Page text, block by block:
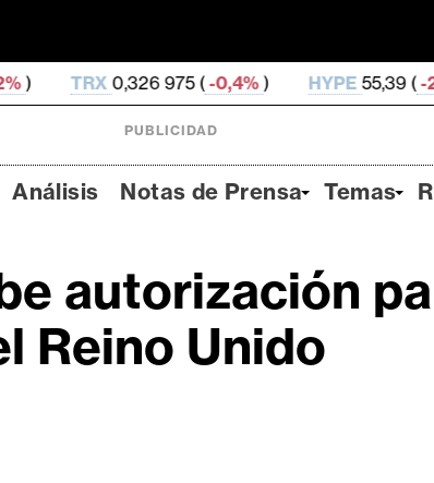
975 (-0,4%) HYPE55,39 ( -2,81%)
PUBLICIDAD
Análisis Notas de Prensa Temas
autorización
Reino Unido